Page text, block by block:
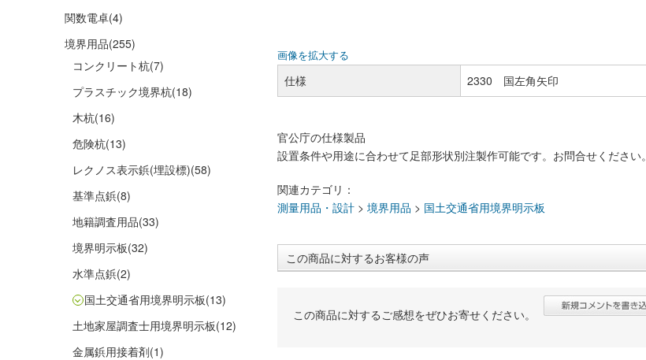
関数電卓(4)
境界用品(255)
コンクリート杭(7)
プラスチック境界杭(18)
木杭(16)
危険杭(13)
レクノス表示鋲(埋設標)(58)
基準点鋲(8)
地籍調査用品(33)
境界明示板(32)
水準点鋲(2)
国土交通省用境界明示板(13)
土地家屋調査士用境界明示板(12)
金属鋲用接着剤(1)
画像を拡大する
仕様 2330 国左角矢印
官公庁の仕様製品
設置条件や用途に合わせて足部形状別注製作可能です。お問合せください。
関連カテゴリ：
測量用品・設計 > 境界用品 > 国土交通省用境界明示板
この商品に対するお客様の声
この商品に対するご感想をぜひお寄せください。